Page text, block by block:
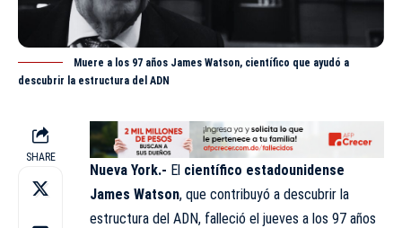
Muere a los 97 años James Watson, científico que ayudó a
descubrir la estructura del ADN
SHARE
Nueva York.- El científico estadounidense
James Watson, que contribuyó a descubrir la
estructura del ADN, falleció el jueves a los 97 años